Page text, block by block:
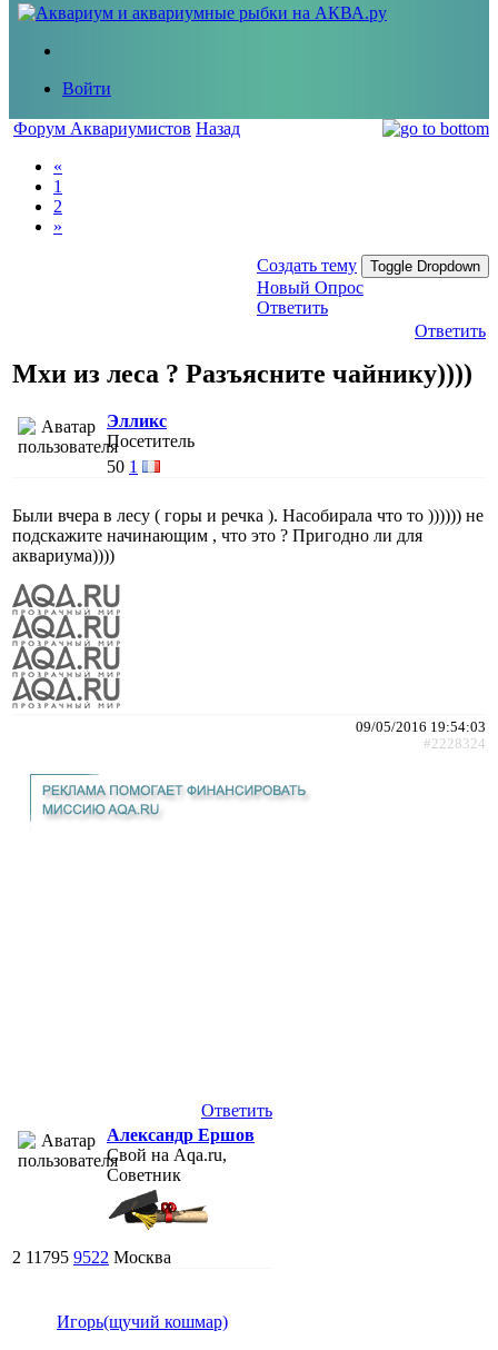
Войти
Форум Аквариумистов Назад
«
1
2
»
Создать тему Toggle Dropdown
Новый Опрос
Ответить
Ответить
Мхи из леса ? Разъясните чайнику))))
Элликс
Посетитель
50 1
Были вчера в лесу ( горы и речка ). Насобирала что то )))))) не
подскажите начинающим , что это ? Пригодно ли для
аквариума))))
09/05/2016 19:54:03
#2228324
Ответить
Александр Ершов
Свой на Aqa.ru,
Советник
2 11795 9522 Москва
Игорь(щучий кошмар)